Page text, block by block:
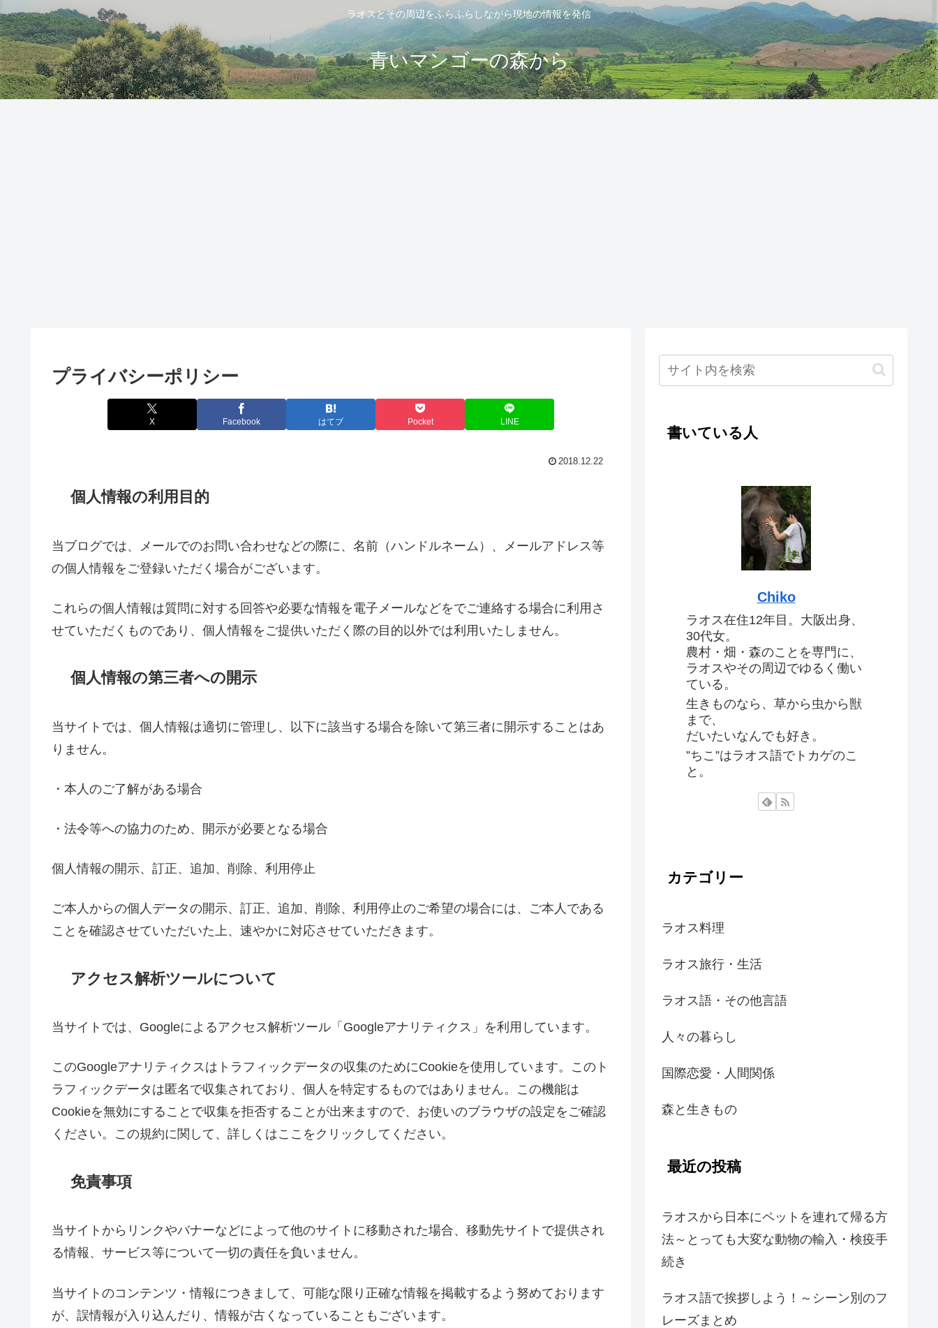
ラオスとその周辺をふらふらしながら現地の情報を発信
青いマンゴーの森から
プライバシーポリシー
X Facebook はてブ Pocket LINE
2018.12.22
個人情報の利用目的
当ブログでは、メールでのお問い合わせなどの際に、名前（ハンドルネーム）、メールアドレス等
の個人情報をご登録いただく場合がございます。
これらの個人情報は質問に対する回答や必要な情報を電子メールなどをでご連絡する場合に利用さ
せていただくものであり、個人情報をご提供いただく際の目的以外では利用いたしません。
個人情報の第三者への開示
当サイトでは、個人情報は適切に管理し、以下に該当する場合を除いて第三者に開示することはあ
りません。
・本人のご了解がある場合
・法令等への協力のため、開示が必要となる場合
個人情報の開示、訂正、追加、削除、利用停止
ご本人からの個人データの開示、訂正、追加、削除、利用停止のご希望の場合には、ご本人である
ことを確認させていただいた上、速やかに対応させていただきます。
アクセス解析ツールについて
当サイトでは、Googleによるアクセス解析ツール「Googleアナリティクス」を利用しています。
このGoogleアナリティクスはトラフィックデータの収集のためにCookieを使用しています。このト
ラフィックデータは匿名で収集されており、個人を特定するものではありません。この機能は
Cookieを無効にすることで収集を拒否することが出来ますので、お使いのブラウザの設定をご確認
ください。この規約に関して、詳しくはここをクリックしてください。
免責事項
当サイトからリンクやバナーなどによって他のサイトに移動された場合、移動先サイトで提供され
る情報、サービス等について一切の責任を負いません。
当サイトのコンテンツ・情報につきまして、可能な限り正確な情報を掲載するよう努めております
が、誤情報が入り込んだり、情報が古くなっていることもございます。
書いている人
Chiko
ラオス在住12年目。大阪出身、
30代女。
農村・畑・森のことを専門に、
ラオスやその周辺でゆるく働い
ている。
生きものなら、草から虫から獣
まで、
だいたいなんでも好き。
”ちこ”はラオス語でトカゲのこ
と。
カテゴリー
ラオス料理
ラオス旅行・生活
ラオス語・その他言語
人々の暮らし
国際恋愛・人間関係
森と生きもの
最近の投稿
ラオスから日本にペットを連れて帰る方
法～とっても大変な動物の輸入・検疫手
続き
ラオス語で挨拶しよう！～シーン別のフ
レーズまとめ